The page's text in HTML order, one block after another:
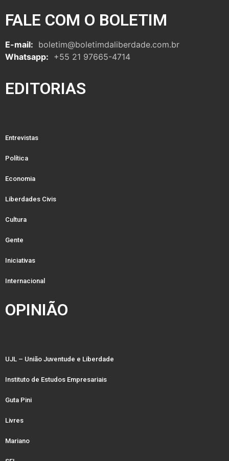
FALE COM O BOLETIM
E-mail: boletim@boletimdaliberdade.com.br
Whatsapp: +55 21 97665-4714
EDITORIAS
Entrevistas
Política
Economia
Liberdades Civis
Cultura
Gente
Iniciativas
Internacional
OPINIÃO
UJL – União Juventude e Liberdade
Instituto de Estudos Empresariais
Guta Pini
Livres
Mariano